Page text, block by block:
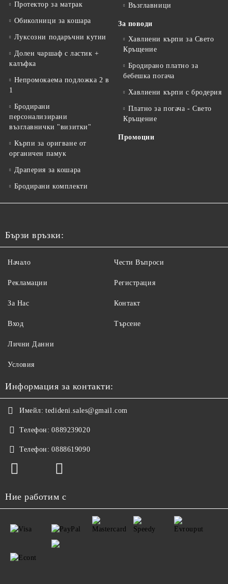
Протектор за матрак
Обиколници за кошара
Луксозни подаръчни кутии
Долен чаршаф с ластик +
калъфка
Непромокаема подложка 2 в
1
Бродирани
персонализирани
възглавнички "визитки"
Кърпи за оригване от
органичен памук
Драперия за кошара
Бродирани комплекти
Възглавници
За поводи
Хавлиени кърпи за Свето
Кръщение
Бродирано платно за
бебешка погача
Хавлиени кърпи с бродерия
Платно за погача - Свето
Кръщение
Промоции
Бързи връзки:
Начало
Рекламации
За Нас
Вход
Чести Въпроси
Регистрация
Контакт
Търсене
Лични Данни
Условия
Информация за контакти:
Имейл: tedideni.sales@gmail.com
Телефон: 0889239020
Телефон: 0888619090
Ние работим с